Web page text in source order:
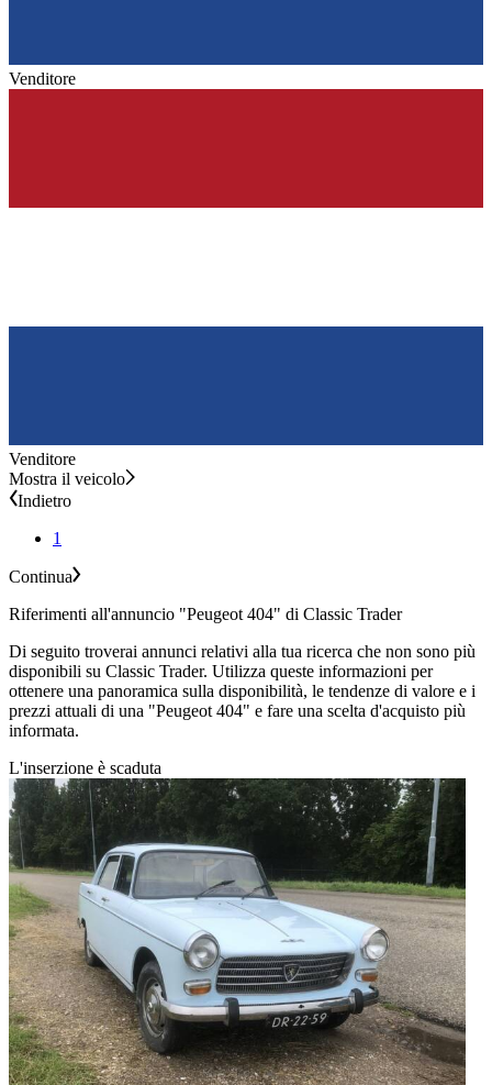
Venditore
Venditore
Mostra il veicolo
Indietro
1
Continua
Riferimenti all'annuncio "Peugeot 404" di Classic Trader
Di seguito troverai annunci relativi alla tua ricerca che non sono più
disponibili su Classic Trader. Utilizza queste informazioni per
ottenere una panoramica sulla disponibilità, le tendenze di valore e i
prezzi attuali di una "Peugeot 404" e fare una scelta d'acquisto più
informata.
L'inserzione è scaduta